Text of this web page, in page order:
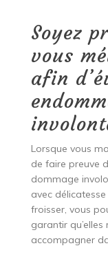
Soyez
vous
afin
Lorsque vous
de faire preuve
dommage
avec
froisser, vous
garantir
accompagner